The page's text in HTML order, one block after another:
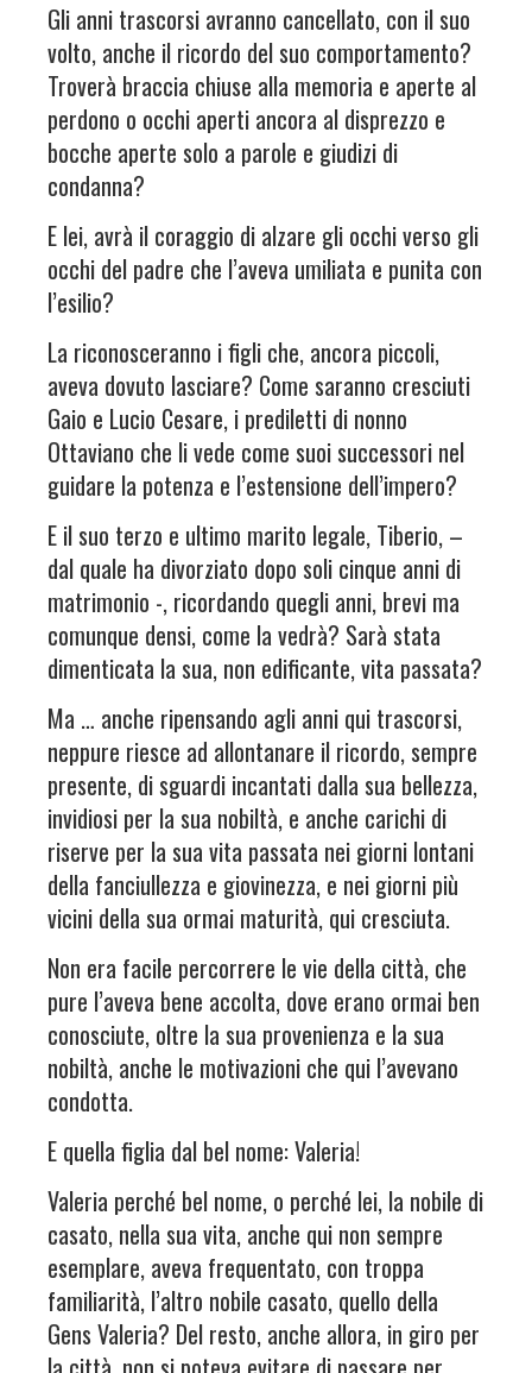
Gli anni trascorsi avranno cancellato, con il suo
volto, anche il ricordo del suo comportamento?
Troverà braccia chiuse alla memoria e aperte al
perdono o occhi aperti ancora al disprezzo e
bocche aperte solo a parole e giudizi di
condanna?
E lei, avrà il coraggio di alzare gli occhi verso gli
occhi del padre che l’aveva umiliata e punita con
l’esilio?
La riconosceranno i figli che, ancora piccoli,
aveva dovuto lasciare? Come saranno cresciuti
Gaio e Lucio Cesare, i prediletti di nonno
Ottaviano che li vede come suoi successori nel
guidare la potenza e l’estensione dell’impero?
E il suo terzo e ultimo marito legale, Tiberio, –
dal quale ha divorziato dopo soli cinque anni di
matrimonio -, ricordando quegli anni, brevi ma
comunque densi, come la vedrà? Sarà stata
dimenticata la sua, non edificante, vita passata?
Ma … anche ripensando agli anni qui trascorsi,
neppure riesce ad allontanare il ricordo, sempre
presente, di sguardi incantati dalla sua bellezza,
invidiosi per la sua nobiltà, e anche carichi di
riserve per la sua vita passata nei giorni lontani
della fanciullezza e giovinezza, e nei giorni più
vicini della sua ormai maturità, qui cresciuta.
Non era facile percorrere le vie della città, che
pure l’aveva bene accolta, dove erano ormai ben
conosciute, oltre la sua provenienza e la sua
nobiltà, anche le motivazioni che qui l’avevano
condotta.
E quella figlia dal bel nome: Valeria!
Valeria perché bel nome, o perché lei, la nobile di
casato, nella sua vita, anche qui non sempre
esemplare, aveva frequentato, con troppa
familiarità, l’altro nobile casato, quello della
Gens Valeria? Del resto, anche allora, in giro per